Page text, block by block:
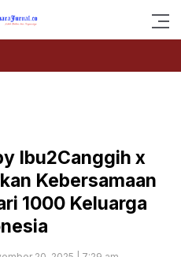
Ibu2Canggih x
Kebersamaan
1000 Keluarga